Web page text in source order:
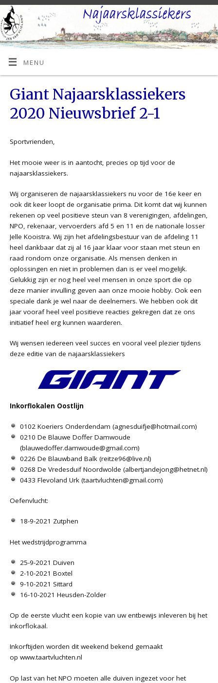
MENU
Giant Najaarsklassiekers
2020 Nieuwsbrief 2-1
Sportvrienden,
Het mooie weer is in aantocht, precies op tijd voor de
najaarsklassiekers.
Wij organiseren de najaarsklassiekers nu voor de 16e keer en
ook dit keer loopt de organisatie prima. Dit komt dat wij kunnen
rekenen op veel positieve steun van 8 verenigingen, afdelingen,
NPO, rekenaar, vervoerders afd 5 en 11 en de nationale losser
Jelle Kooistra. Wij zijn het afdelingsbestuur van de afdeling 11
heel dankbaar dat zij al 16 jaar klaar voor staan met steun en
raad rondom onze organisatie. Als mensen denken in
oplossingen en niet in problemen dan is er veel mogelijk.
Gelukkig zijn er nog heel veel mensen in onze sport die op
deze manier invulling geven aan onze mooie hobby. Ook een
speciale dank je wel naar de deelnemers. We hebben ook dit
jaar vooraf heel veel positieve reacties gekregen dat ze ons
initiatief heel erg kunnen waarderen.
Wij wensen iedereen veel succes en vooral veel plezier tijdens
deze editie van de najaarsklassiekers
Inkorflokalen Oostlijn
0102 Koeriers Onderdendam (agnesduifje@hotmail.com)
0210 De Blauwe Doffer Damwoude
(blauwedoffer.damwoude@gmail.com)
0226 De Blauwband Balk (reitze96@live.nl)
0268 De Vredesduif Noordwolde (albertjandejong@hetnet.nl)
0433 Flevoland Urk (taartvluchten@gmail.com)
Oefenvlucht:
18-9-2021 Zutphen
Het wedstrijdprogramma
25-9-2021 Duiven
2-10-2021 Boxtel
9-10-2021 Sittard
16-10-2021 Heusden-Zolder
Op de eerste vlucht een kopie van uw entbewijs inleveren bij het
inkorflokaal.
Inkorftijden worden dit weekend bekend gemaakt
opwww.taartvluchten.nl
Op last van het NPO moeten alle duiven ingezet voor het